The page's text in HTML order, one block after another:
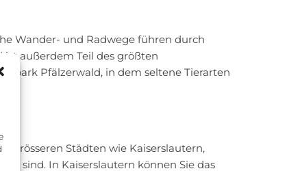
Wander- und Radwege führen durch
außerdem Teil des größten
Pfälzerwald, in dem seltene Tierarten
grösseren Städten wie Kaiserslautern,
sind. In Kaiserslautern können Sie das